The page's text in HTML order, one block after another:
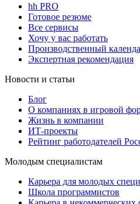
hh PRO
Готовое резюме
Все сервисы
Хочу у вас работать
Производственный
Экспертная рекомендация
Новости и статьи
Блог
О компаниях в игровой
Жизнь в компании
ИТ-проекты
Рейтинг работодателей
Молодым специалистам
Карьера для молодых
Школа программистов